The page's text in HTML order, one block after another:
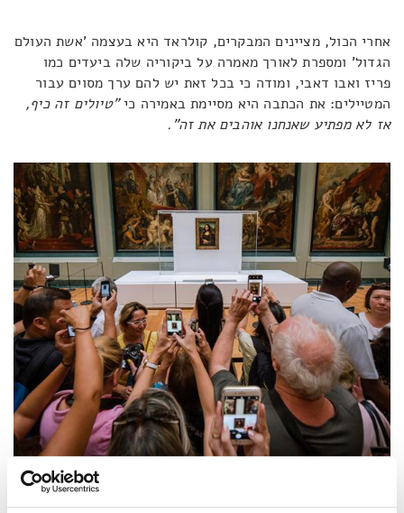
אחרי הכול, מציינים המבקרים, קולראד היא בעצמה 'אשת העולם
הגדול' ומספרת לאורך מאמרה על ביקוריה שלה ביעדים כמו
פריז ואבו דאבי, ומודה כי בכל זאת יש להם ערך מסוים עבור
המטיילים: את הכתבה היא מסיימת באמירה כי"טיולים זה כיף,
אז לא מפתיע שאנחנו אוהבים את זה".